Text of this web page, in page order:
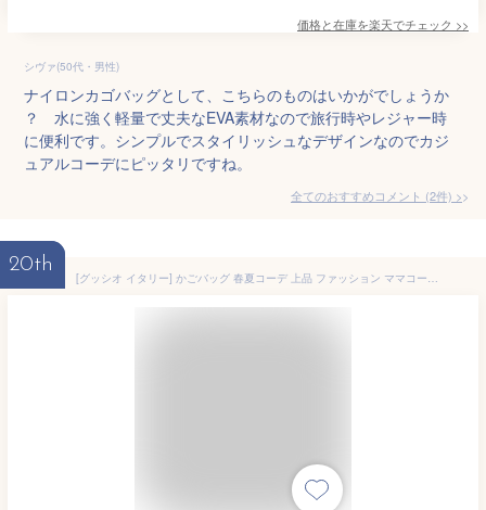
価格と在庫を楽天でチェック >>
シヴァ(50代・男性)
ナイロンカゴバッグとして、こちらのものはいかがでしょうか
？ 水に強く軽量で丈夫なEVA素材なので旅行時やレジャー時
に便利です。シンプルでスタイリッシュなデザインなのでカジ
ュアルコーデにピッタリですね。
全てのおすすめコメント (2件) >
20th
[グッシオ イタリー] かごバッグ 春夏コーデ 上品 ファッション ママコーデ カジュアルコーデ メッシュ リゾート 121093 (ブラック)